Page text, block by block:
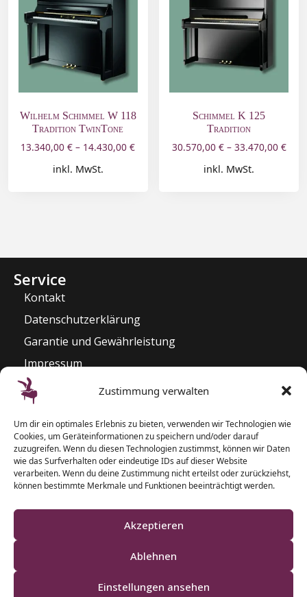
Zustimmung verwalten
Um dir ein optimales Erlebnis zu bieten, verwenden wir Technologien wie
Cookies, um Geräteinformationen zu speichern und/oder darauf
zuzugreifen. Wenn du diesen Technologien zustimmst, können wir Daten
wie das Surfverhalten oder eindeutige IDs auf dieser Website
verarbeiten. Wenn du deine Zustimmung nicht erteilst oder zurückziehst,
können bestimmte Merkmale und Funktionen beeinträchtigt werden.
Akzeptieren
Ablehnen
Einstellungen ansehen
Wilhelm Schimmel W 118
Tradition TwinTone
13.340,00€ – 14.430,00€
inkl. MwSt.
Schimmel K 125
Tradition
30.570,00 €– 33.470,00 €
inkl. MwSt.
Service
Kontakt
Datenschutzerklärung
Garantie und Gewährleistung
Impressum
Widerrufsrecht
Kontakt
Pianozentrum Hoppe
Sophienblatt 82 – 86
24114 Kiel
T: 0431 – 5 50 87 77
F: 0431 – 2 00 40 09